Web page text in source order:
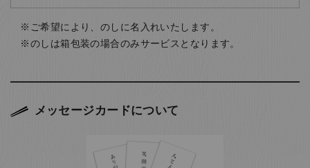
ご希望により、のしに名入れいたします。
のしは箱包装の場合のみサービスとなります。
メッセージカードについて